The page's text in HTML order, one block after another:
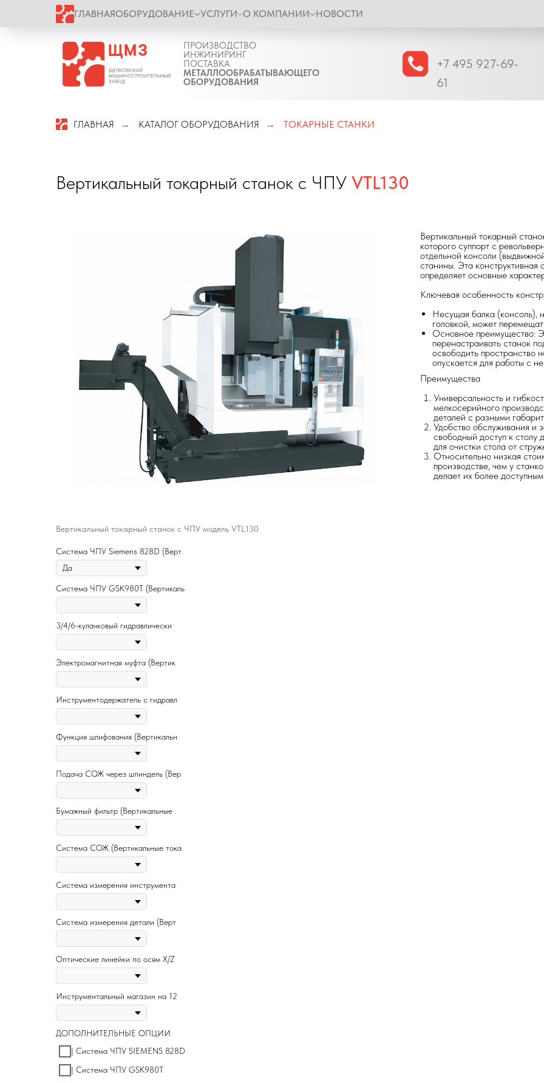
ГЛАВНАЯОБОРУДОВАНИЕ УСЛУГИ О КОМПАНИИ НОВОСТИ
ПРОИЗВОДСТВО
ИНЖИНИРИНГ
ПОСТАВКА
МЕТАЛЛООБРАБАТЫВАЮЩЕГО
ОБОРУДОВАНИЯ
+7 495 927-69-
61
ГЛАВНАЯ → КАТАЛОГ ОБОРУДОВАНИЯ → ТОКАРНЫЕ СТАНКИ
Вертикальный токарный станок с ЧПУ VTL130
Вертикальный токарный
которого суппорт с
отдельной консоли
станины. Эта конструктивная
определяет основные
Ключевая особенность
Несущая балка (консоль),
головкой, может
Основное преимущество:
перенастраивать станок
освободить пространство
опускается для работы с
Преимущества
Универсальность и
мелкосерийного
деталей с разными
Удобство обслуживания и
свободный доступ к столу
для очистки стола от
Относительно низкая
производстве, чем у
делает их более
Вертикальный токарный станок с ЧПУ модель VTL130
Система ЧПУ Siemens 828D (Верт
Система ЧПУ GSK980T (Вертикаль
3/4/6-кулачковый гидравлически
Электромагнитная муфта (Вертик
Инструментодержатель с гидравл
Функция шлифования (Вертикальн
Подача СОЖ через шпиндель (Вер
Бумажный фильтр (Вертикальные
Система СОЖ (Вертикальные тока
Система измерения инструмента
Система измерения детали (Верт
Оптические линейки по осям X/Z
Инструментальный магазин на 12
ДОПОЛНИТЕЛЬНЫЕ ОПЦИИ
| Система ЧПУ SIEMENS 828D
| Система ЧПУ GSK980T